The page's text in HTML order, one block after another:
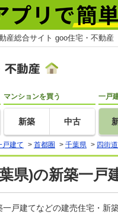
産総合サイト goo住宅・不動産
マンションを買う
新築 中古
一戸
戸建て > 首都圏 > 千葉県 > 四街
県)の新築一戸
戸建てなどの建売住宅・新